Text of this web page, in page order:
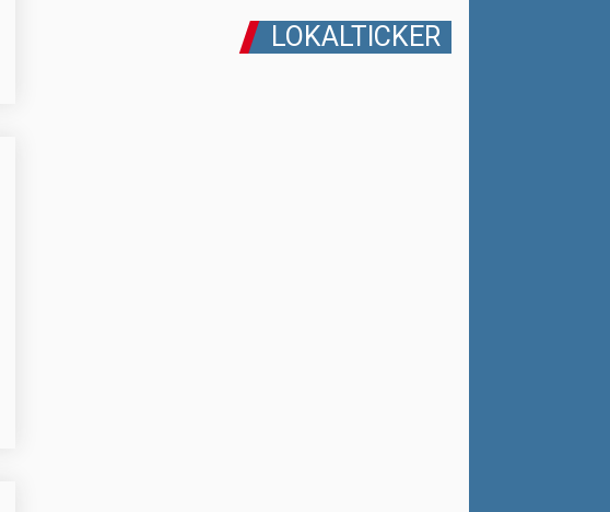
LOKALTICKER